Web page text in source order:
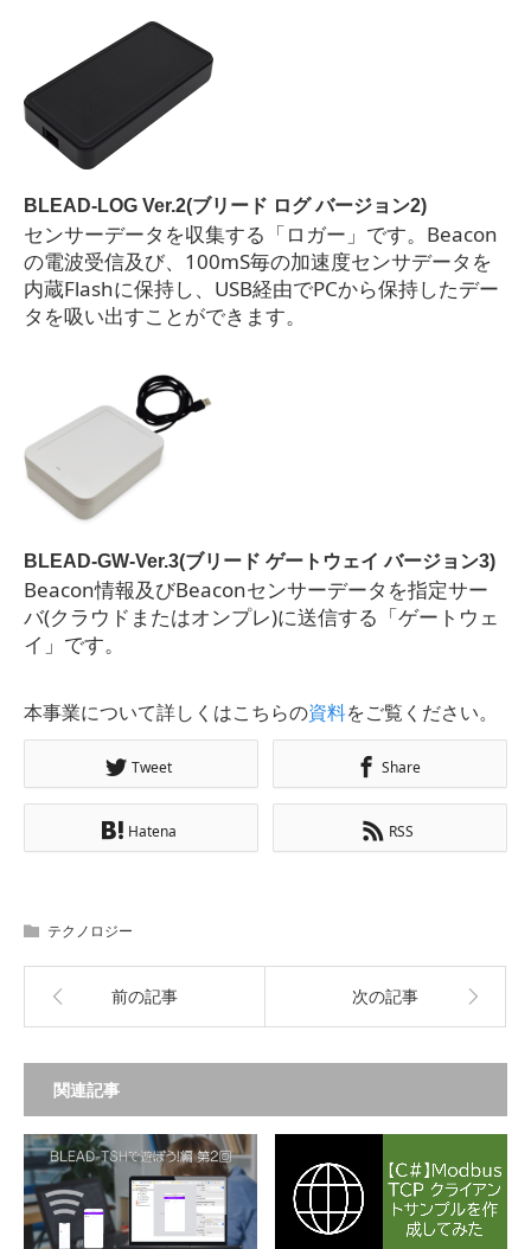
BLEAD-LOG Ver.2(ブリード ログ バージョン2)
センサーデータを収集する「ロガー」です。Beacon
の電波受信及び、100mS毎の加速度センサデータを
内蔵Flashに保持し、USB経由でPCから保持したデー
タを吸い出すことができます。
BLEAD-GW-Ver.3(ブリード ゲートウェイ バージョン3)
Beacon情報及びBeaconセンサーデータを指定サー
バ(クラウドまたはオンプレ)に送信する「ゲートウェ
イ」です。
本事業について詳しくはこちらの資料をご覧ください。
Tweet Share
Hatena RSS
テクノロジー
前の記事 次の記事
関連記事